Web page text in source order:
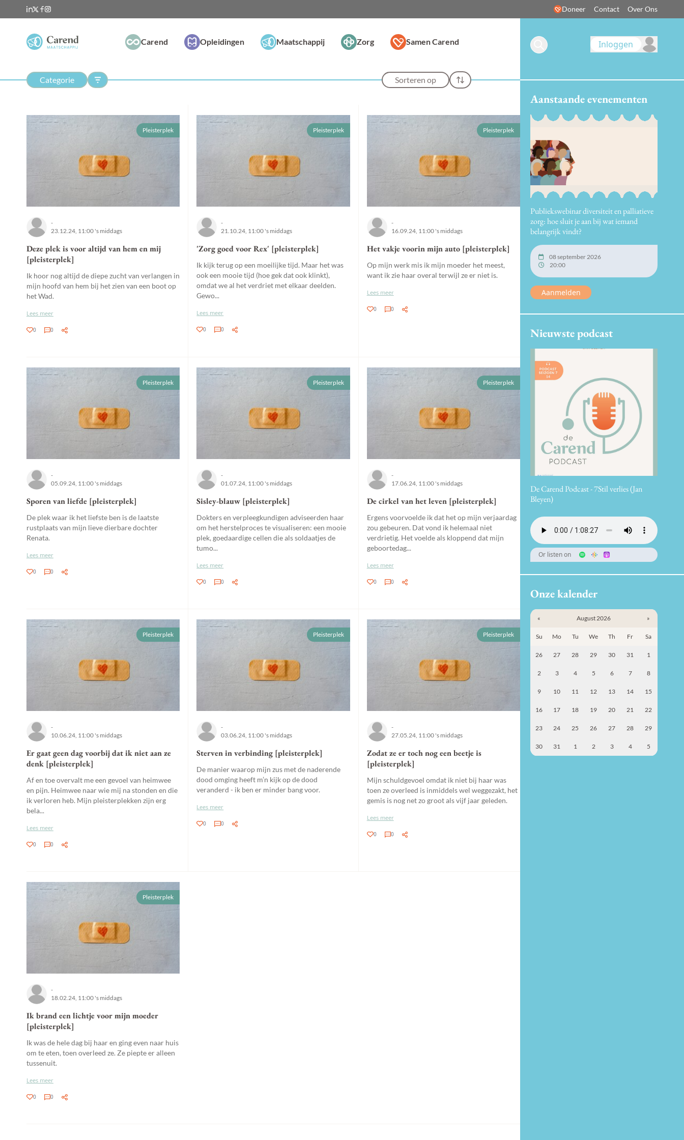
Doneer Contact Over Ons
Carend Opleidingen Maatschappij Zorg Samen Carend
Categorie Sorteren op
Pleisterplek
-
23.12.24, 11:00 's middags
Deze plek is voor altijd van hem en mij
[pleisterplek]
Ik hoor nog altijd de diepe zucht van verlangen in
mijn hoofd van hem bij het zien van een boot op
het Wad.
Lees meer
0 0
Pleisterplek
-
21.10.24, 11:00 's middags
'Zorg goed voor Rex' [pleisterplek]
Ik kijk terug op een moeilijke tijd. Maar het was
ook een mooie tijd (hoe gek dat ook klinkt),
omdat we al het verdriet met elkaar deelden.
Gewo...
Lees meer
0 0
Pleisterplek
-
16.09.24, 11:00 's middags
Het vakje voorin mijn auto [pleisterplek]
Op mijn werk mis ik mijn moeder het meest,
want ik zie haar overal terwijl ze er niet is.
Lees meer
0 0
Pleisterplek
-
05.09.24, 11:00 's middags
Sporen van liefde [pleisterplek]
De plek waar ik het liefste ben is de laatste
rustplaats van mijn lieve dierbare dochter
Renata.
Lees meer
0 0
Pleisterplek
-
01.07.24, 11:00 's middags
Sisley-blauw [pleisterplek]
Dokters en verpleegkundigen adviseerden haar
om het herstelproces te visualiseren: een mooie
plek, goedaardige cellen die als soldaatjes de
tumo...
Lees meer
0 0
Pleisterplek
-
17.06.24, 11:00 's middags
De cirkel van het leven [pleisterplek]
Ergens voorvoelde ik dat het op mijn verjaardag
zou gebeuren. Dat vond ik helemaal niet
verdrietig. Het voelde als kloppend dat mijn
geboortedag...
Lees meer
0 0
Pleisterplek
-
10.06.24, 11:00 's middags
Er gaat geen dag voorbij dat ik niet aan ze
denk [pleisterplek]
Af en toe overvalt me een gevoel van heimwee
en pijn. Heimwee naar wie mij na stonden en die
ik verloren heb. Mijn pleisterplekken zijn erg
bela...
Lees meer
0 0
Pleisterplek
-
03.06.24, 11:00 's middags
Sterven in verbinding [pleisterplek]
De manier waarop mijn zus met de naderende
dood omging heeft m’n kijk op de dood
veranderd - ik ben er minder bang voor.
Lees meer
0 0
Pleisterplek
-
27.05.24, 11:00 's middags
Zodat ze er toch nog een beetje is
[pleisterplek]
Mijn schuldgevoel omdat ik niet bij haar was
toen ze overleed is inmiddels wel weggezakt, het
gemis is nog net zo groot als vijf jaar geleden.
Lees meer
0 0
Pleisterplek
-
18.02.24, 11:00 's middags
Ik brand een lichtje voor mijn moeder
[pleisterplek]
Ik was de hele dag bij haar en ging even naar huis
om te eten, toen overleed ze. Ze piepte er alleen
tussenuit.
Lees meer
0 0
Inloggen
Aanstaande evenementen
Publiekswebinar diversiteit en palliatieve
zorg: hoe sluit je aan bij wat iemand
belangrijk vindt?
08 september 2026
20:00
Aanmelden
Nieuwste podcast
De Carend Podcast - 7Stil verlies (Jan
Bleyen)
Or listen on
Onze kalender
« August 2026 »
Su Mo Tu We Th Fr Sa
26 27 28 29 30 31 1
2 3 4 5 6 7 8
9 10 11 12 13 14 15
16 17 18 19 20 21 22
23 24 25 26 27 28 29
30 31 1 2 3 4 5